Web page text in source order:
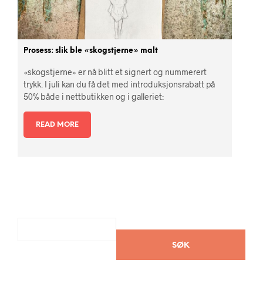
Prosess: slik ble «skogstjerne» malt
«skogstjerne» er nå blitt et signert og nummerert
trykk. I juli kan du få det med introduksjonsrabatt på
50% både i nettbutikken og i galleriet:
READ MORE
SØK